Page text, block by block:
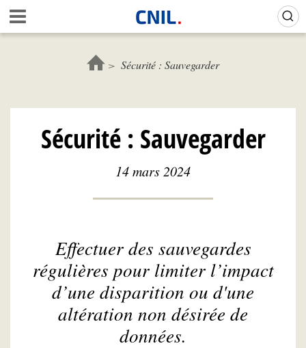
Aller
au
contenu
c
l
C
N
Sécurité : Sauvegarder
Sécurité : Sauvegarder
14 mars 2024
Effectuer des sauvegardes
régulières pour limiter l’impact
d’une disparition ou d'une
altération non désirée de
données.
Gestion de vos préférences sur les cookies (témoins de connexion)